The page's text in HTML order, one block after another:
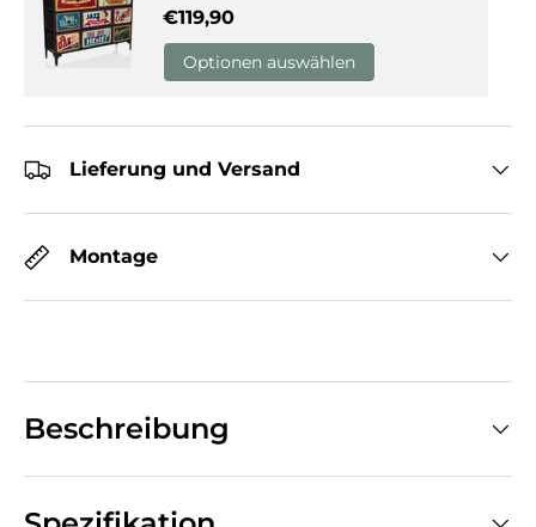
Normaler Preis
€119,90
Optionen auswählen
Lieferung und Versand
Montage
Beschreibung